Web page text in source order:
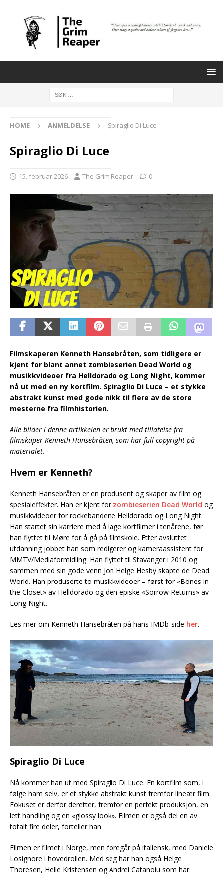
HOME ANMELDELSE Spiraglio Di Luce
Spiraglio Di Luce
15. februar 2026 The Grim Reaper 0
Filmskaperen Kenneth Hansebråten, som tidligere er
kjent for blant annet zombieserien Dead World og
musikkvideoer fra Helldorado og Long Night, kommer
nå ut med en ny kortfilm. Spiraglio Di Luce – et stykke
abstrakt kunst med gode nikk til flere av de store
mesterne fra filmhistorien.
Alle bilder i denne artikkelen er brukt med tillatelse fra
filmskaper Kenneth Hansebråten, som har full copyright på
materialet.
Hvem er Kenneth?
Kenneth Hansebråten er en produsent og skaper av film og
spesialeffekter. Han er kjent for zombieserien Dead World og
musikkvideoer for rockebandene Helldorado og Long Night.
Han startet sin karriere med å lage kortfilmer i tenårene, før
han flyttet til Møre for å gå på filmskole. Etter avsluttet
utdanning jobbet han som redigerer og kameraassistent for
MMTV/Mediaformidling. Han flyttet til Stavanger i 2010 og
sammen med sin gode venn Jon Helge Hesby skapte de Dead
World. Han produserte to musikkvideoer – først for «Bones in
the Closet» av Helldorado og den episke «Sorrow Returns» av
Long Night.
Les mer om Kenneth Hansebråten på hans IMDb-side her.
Spiraglio Di Luce
Nå kommer han ut med Spiraglio Di Luce. En kortfilm som, i
følge ham selv, er et stykke abstrakt kunst fremfor lineær film.
Fokuset er derfor deretter, fremfor en perfekt produksjon, en
lett handling og en «glossy look». Filmen er også del en av
totalt fire deler, forteller han.
Filmen er filmet i Norge, men foregår på italiensk, med Daniele
Losignore i hovedrollen. Med seg har han også Helge
Thoresen, Helle Kristensen og Andrei Catanoiu som har